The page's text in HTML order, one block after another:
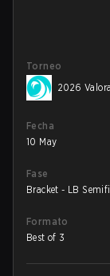
Torneo
2026
Fecha
10 May
Fase
Bracket - LB
Formato
Best of 3